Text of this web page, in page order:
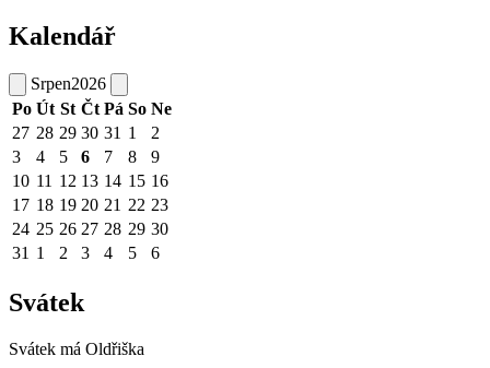
Kalendář
Srpen2026
Po Út St Čt Pá So Ne
27 28 29 30 31 1
2
3
4 5 6 7 8
9
10 11 12 13 14 15 16
17 18 19 20 21 22 23
24 25 26 27 28 29 30
31 1 2 3 4 5 6
Svátek
Svátek má Oldřiška